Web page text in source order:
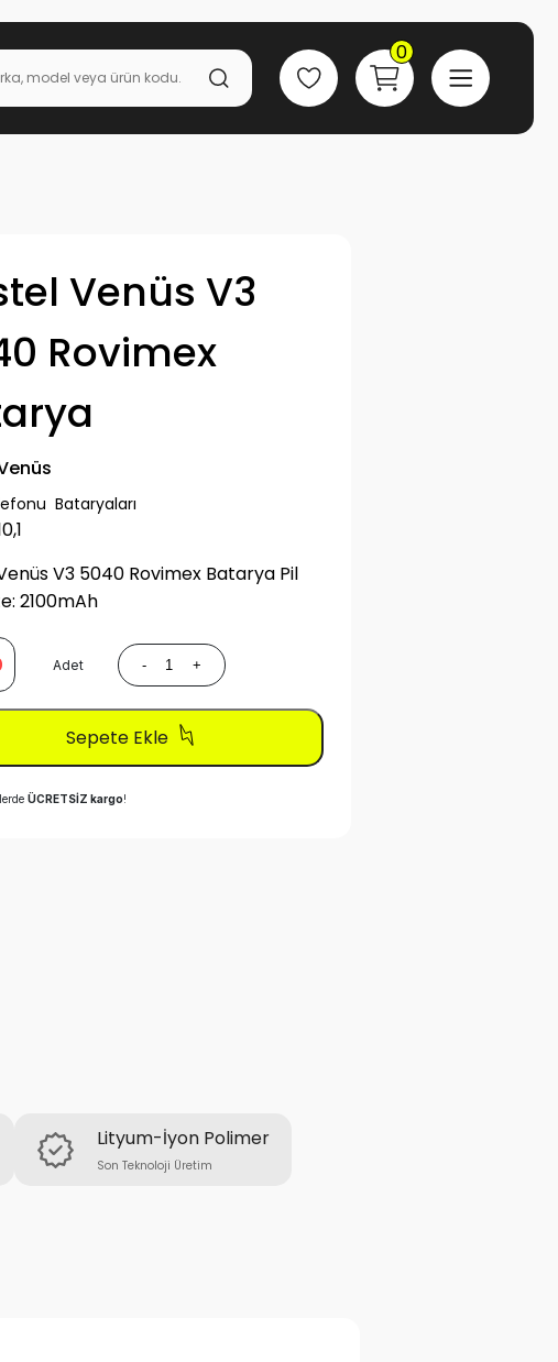
0
Venüs V3
Rovimex
Bataryaları
V3 5040 Rovimex Batarya Pil
2100mAh
Adet - +
Sepete Ekle
ÜCRETSİZ kargo!
Lityum-İyon Polimer
Son Teknoloji Üretim